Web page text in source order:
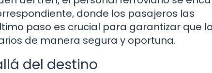
donde los pasajeros las
paso es crucial para garantizar que
de manera segura y oportuna.
del destino